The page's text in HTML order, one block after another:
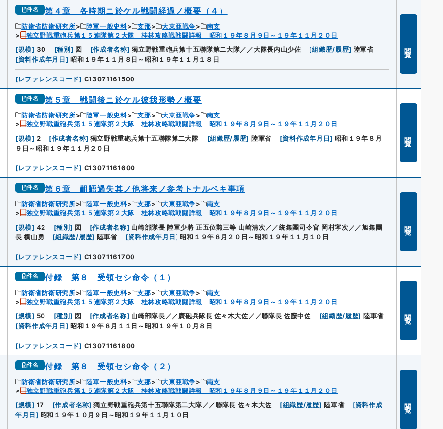
件名 第４章 各時期ニ於ケル戦闘経過ノ概要（４）
防衛省防衛研究所 陸軍一般史料 支那 大東亜戦争
南支
独立野戦重砲兵第１５連隊第２大隊 桂林攻略戦戦闘詳報 昭和１９年８月９日～１９年１１月２０日
[規模] 30 [種別] 図 [作成者名称] 獨立野戦重砲兵第十五聯隊第二大隊／／大隊長内山少佐 [組織歴/履歴] 陸軍省
[資料作成年月日] 昭和１９年１１月８日～昭和１９年１１月１８日
[レファレンスコード] C13071161500
件名 第５章 戦闘後ニ於ケル彼我形勢ノ概要
防衛省防衛研究所 陸軍一般史料 支那 大東亜戦争
南支
独立野戦重砲兵第１５連隊第２大隊 桂林攻略戦戦闘詳報 昭和１９年８月９日～１９年１１月２０日
[規模] 2 [作成者名称] 獨立野戦重砲兵第十五聯隊第二大隊 [組織歴/履歴] 陸軍省 [資料作成年月日] 昭和１９年８月
９日～昭和１９年１１月２０日
[レファレンスコード] C13071161600
件名 第６章 齟齬過失其ノ他将来ノ参考トナルベキ事項
防衛省防衛研究所 陸軍一般史料 支那 大東亜戦争
南支
独立野戦重砲兵第１５連隊第２大隊 桂林攻略戦戦闘詳報 昭和１９年８月９日～１９年１１月２０日
[規模] 42 [種別] 図 [作成者名称] 山崎部隊長 陸軍少將 正五位勲三等 山崎清次／／統集團司令官 岡村寧次／／旭集團
長 横山勇
[組織歴/履歴] 陸軍省 [資料作成年月日] 昭和１９年８月２０日～昭和１９年１１月１０日
[レファレンスコード] C13071161700
件名 付録 第８ 受領セシ命令（１）
防衛省防衛研究所 陸軍一般史料 支那 大東亜戦争
南支
独立野戦重砲兵第１５連隊第２大隊 桂林攻略戦戦闘詳報 昭和１９年８月９日～１９年１１月２０日
[規模] 50 [種別] 図 [作成者名称] 山崎部隊長／／廣砲兵隊長 佐々木大佐／／聯隊長 佐藤中佐 [組織歴/履歴] 陸軍省
[資料作成年月日] 昭和１９年８月１１日～昭和１９年１０月８日
[レファレンスコード] C13071161800
件名 付録 第８ 受領セシ命令（２）
防衛省防衛研究所 陸軍一般史料 支那 大東亜戦争
南支
独立野戦重砲兵第１５連隊第２大隊 桂林攻略戦戦闘詳報 昭和１９年８月９日～１９年１１月２０日
[規模] 17 [作成者名称] 獨立野戦重砲兵第十五聯隊第二大隊／／聯隊長 佐々木大佐 [組織歴/履歴] 陸軍省 [資料作成
年月日] 昭和１９年１０月９日～昭和１９年１１月１０日